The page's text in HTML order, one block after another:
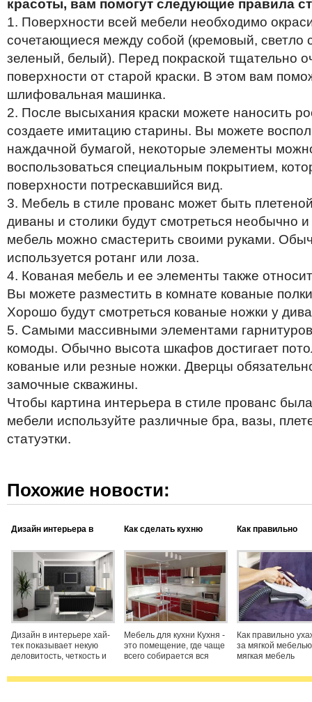
красоты, вам помогут следующие правила
1. Поверхности всей мебели необходимо
сочетающиеся между собой (кремовый, светло
зеленый, белый). Перед покраской тщательно
поверхности от старой краски. В этом вам
шлифовальная машинка.
2. После высыхания краски можете наносить
создаете имитацию старины. Вы можете
наждачной бумагой, некоторые элементы
воспользоваться специальным покрытием,
поверхности потрескавшийся вид.
3. Мебель в стиле прованс может быть
диваны и столики будут смотреться необычно
мебель можно смастерить своими руками.
используется ротанг или лоза.
4. Кованая мебель и ее элементы также
Вы можете разместить в комнате кованые
Хорошо будут смотреться кованые ножки у
5. Самыми массивными элементами
комоды. Обычно высота шкафов достигает
кованые или резные ножки. Дверцы
замочные скважины.
Чтобы картина интерьера в стиле прованс
мебели используйте различные бра, вазы,
статуэтки.
Похожие новости:
Дизайн интерьера в
Дизайн в интерьере хай-
тек показывает некую
деловитость, четкость и
себе идеальные
Как сделать кухню
Мебель для кухни Кухня -
это помещение, где чаще
всего собирается вся
больше женским местом,
Как правильно
мебелью
Как правильно
за мягкой
мягкая мебель
оставалась, как